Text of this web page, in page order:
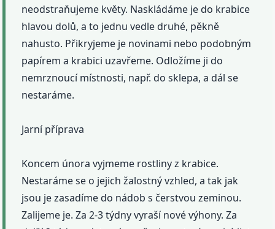
neodstraňujeme květy. Naskládáme je do krabice
hlavou dolů, a to jednu vedle druhé, pěkně
nahusto. Přikryjeme je novinami nebo podobným
papírem a krabici uzavřeme. Odložíme ji do
nemrznoucí místnosti, např. do sklepa, a dál se
nestaráme.
Jarní příprava
Koncem února vyjmeme rostliny z krabice.
Nestaráme se o jejich žalostný vzhled, a tak jak
jsou je zasadíme do nádob s čerstvou zeminou.
Zalijeme je. Za 2-3 týdny vyraší nové výhony. Za